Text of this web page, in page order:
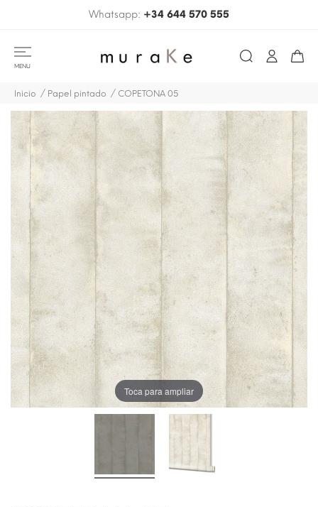
Whatsapp: +34 644 570 555
MENU
Inicio Papel pintado COPETONA 05
Toca para ampliar